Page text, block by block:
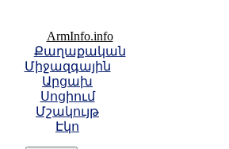
ArmInfo.info
Քաղաքական
Միջազգային
Արցախ
Սոցիում
Մշակույթ
Էկո